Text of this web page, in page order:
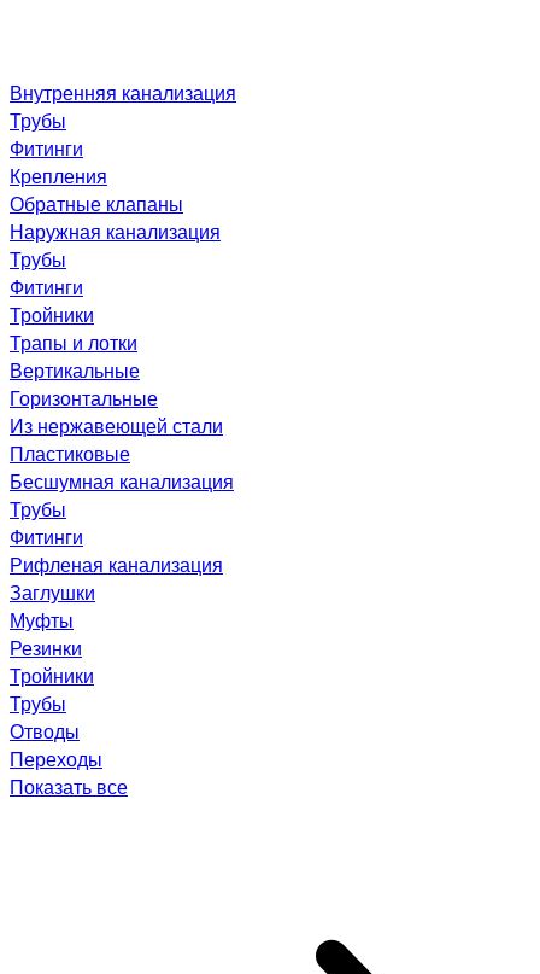
Внутренняя канализация
Трубы
Фитинги
Крепления
Обратные клапаны
Наружная канализация
Трубы
Фитинги
Тройники
Трапы и лотки
Вертикальные
Горизонтальные
Из нержавеющей стали
Пластиковые
Бесшумная канализация
Трубы
Фитинги
Рифленая канализация
Заглушки
Муфты
Резинки
Тройники
Трубы
Отводы
Переходы
Показать все